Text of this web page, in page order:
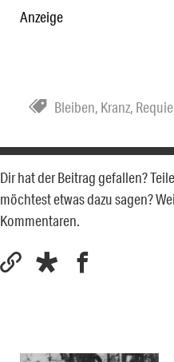
Anzeige
Bleiben, Kranz,
Dir hat der Beitrag gefallen?
möchtest etwas dazu sagen?
Kommentaren.